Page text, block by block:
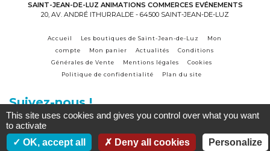
SAINT-JEAN-DE-LUZ ANIMATIONS COMMERCES EVÉNEMENTS
20, AV. ANDRÉ ITHURRALDE - 64500 SAINT-JEAN-DE-LUZ
Accueil Les boutiques de Saint-Jean-de-Luz
Mon
compte
Mon panier Actualités
Conditions
Générales de Vente
Mentions légales
Cookies
Politique de confidentialité
Plan du site
Suivez-nous !
Accès commerçant
This site uses cookies and gives you control over what you want
to activate
OK, accept all
Deny all cookies Personalize